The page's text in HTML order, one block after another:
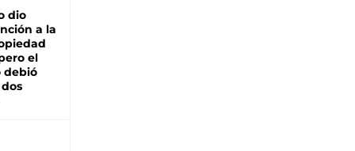
dio
a la
el
debió